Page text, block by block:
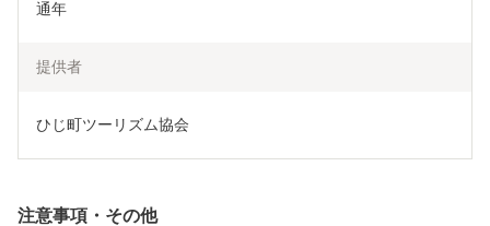
通年
提供者
ひじ町ツーリズム協会
注意事項・その他